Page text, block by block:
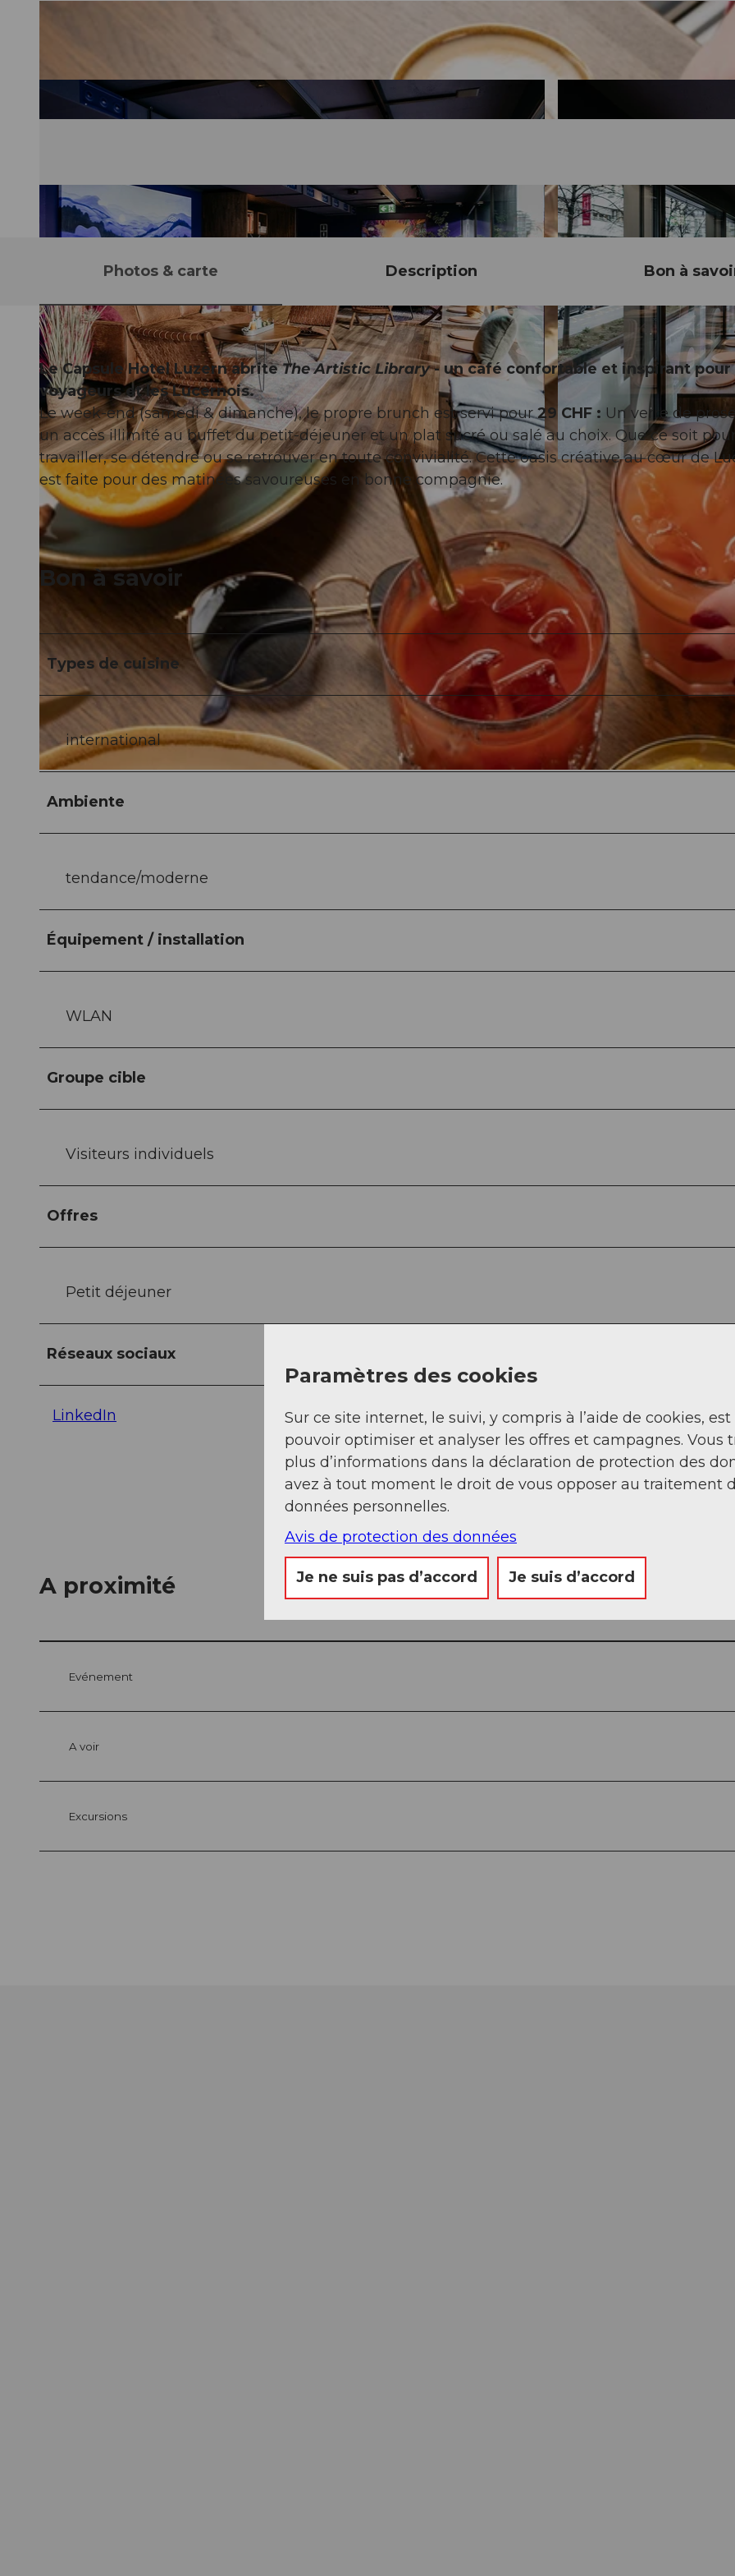
© 2024 Lisanne Vreeke Photography, all rights reserved. | CC-BY-NC-ND © 2024 Lisanne Vreeke Photography, all rights reserved. |
Photos & carte Description Bon à
Le Capsule Hotel Luzern abriteThe Artistic Library- un café confortable et inspirant pour
voyageurs et les Lucernois.
Le week-end (samedi & dimanche), le propre brunch est servi pour29 CHF : Un verre de
un accès illimité au buffet du petit-déjeuner et un plat sucré ou salé au choix. Que ce soit pour
travailler, se détendre ou se retrouver en toute convivialité. Cette oasis créative au cœur de
est faite pour des matinées savoureuses en bonne compagnie.
Bon à savoir
Types de cuisine
international
Ambiente
tendance/moderne
Équipement / installation
WLAN
Groupe cible
Visiteurs individuels
Offres
Petit déjeuner
Réseaux sociaux
LinkedIn
A proximité
Evénement
A voir
Excursions
Paramètres des cookies
Sur ce site internet, le suivi, y compris à l’aide de cookies,
pouvoir optimiser et analyser les offres et campagnes. Vous
plus d’informations dans la déclaration de protection des
avez à tout moment le droit de vous opposer au traitement
données personnelles.
Avis de protection des données
Je ne suis pas d’accord Je suis d’accord